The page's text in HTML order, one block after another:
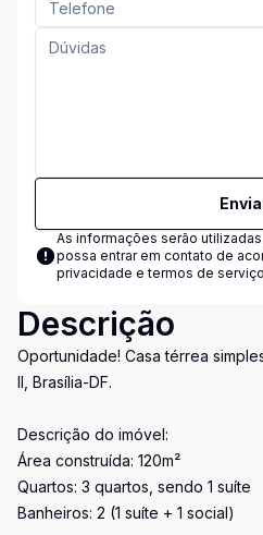
As informações serão
possa entrar em contato de
privacidade e termos de serviço
Descrição
Oportunidade! Casa térrea
II, Brasília-DF.
Descrição do imóvel:
Área construída: 120m²
Quartos: 3 quartos, sendo 1 suíte
Banheiros: 2 (1 suíte + 1 social)